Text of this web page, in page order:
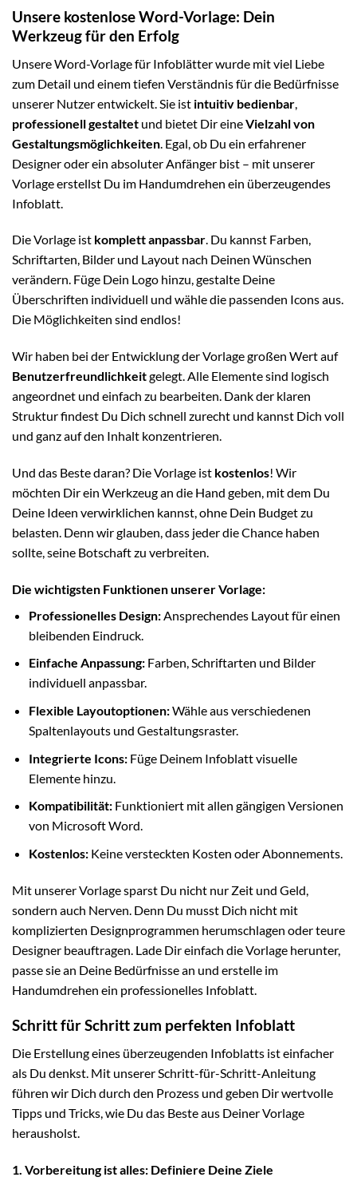
Unsere kostenlose Word-Vorlage: Dein
Werkzeug für den Erfolg
Unsere Word-Vorlage für Infoblätter wurde mit viel Liebe
zum Detail und einem tiefen Verständnis für die Bedürfnisse
unserer Nutzer entwickelt. Sie ist intuitiv bedienbar
professionell gestaltet und bietet Dir eineVielzahl von
Gestaltungsmöglichkeiten . Egal, ob Du ein erfahrener
Designer oder ein absoluter Anfänger bist – mit unserer
Vorlage erstellst Du im Handumdrehen ein überzeugendes
Infoblatt.
Die Vorlage ist komplett anpassbar. Du kannst Farben,
Schriftarten, Bilder und Layout nach Deinen Wünschen
verändern. Füge Dein Logo hinzu, gestalte Deine
Überschriften individuell und wähle die passenden Icons aus.
Die Möglichkeiten sind endlos!
Wir haben bei der Entwicklung der Vorlage großen Wert auf
Benutzerfreundlichkeitgelegt. Alle Elemente sind logisch
angeordnet und einfach zu bearbeiten. Dank der klaren
Struktur findest Du Dich schnell zurecht und kannst Dich voll
und ganz auf den Inhalt konzentrieren.
Und das Beste daran? Die Vorlage ist kostenlos! Wir
möchten Dir ein Werkzeug an die Hand geben, mit dem Du
Deine Ideen verwirklichen kannst, ohne Dein Budget zu
belasten. Denn wir glauben, dass jeder die Chance haben
sollte, seine Botschaft zu verbreiten.
Die wichtigsten Funktionen unserer Vorlage:
Professionelles Design:Ansprechendes Layout für einen
bleibenden Eindruck.
Einfache Anpassung:Farben, Schriftarten und Bilder
individuell anpassbar.
Flexible Layoutoptionen:Wähle aus verschiedenen
Spaltenlayouts und Gestaltungsraster.
Integrierte Icons:Füge Deinem Infoblatt visuelle
Elemente hinzu.
Kompatibilität:Funktioniert mit allen gängigen Versionen
von Microsoft Word.
Kostenlos:Keine versteckten Kosten oder Abonnements.
Mit unserer Vorlage sparst Du nicht nur Zeit und Geld,
sondern auch Nerven. Denn Du musst Dich nicht mit
komplizierten Designprogrammen herumschlagen oder teure
Designer beauftragen. Lade Dir einfach die Vorlage herunter,
passe sie an Deine Bedürfnisse an und erstelle im
Handumdrehen ein professionelles Infoblatt.
Schritt für Schritt zum perfekten Infoblatt
Die Erstellung eines überzeugenden Infoblatts ist einfacher
als Du denkst. Mit unserer Schritt-für-Schritt-Anleitung
führen wir Dich durch den Prozess und geben Dir wertvolle
Tipps und Tricks, wie Du das Beste aus Deiner Vorlage
herausholst.
1. Vorbereitung ist alles: Definiere Deine Ziele